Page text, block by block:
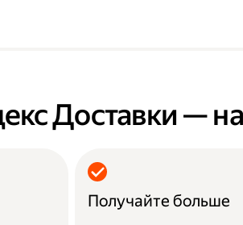
Доставки —
Получайте больше